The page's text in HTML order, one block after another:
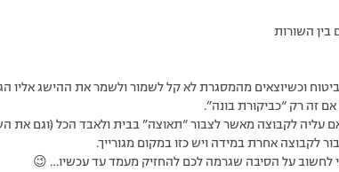
השורות
וכשיוצאים מהמסגרת לא קל לשמור ולשמר את ההישג אליו
זה רק “כביקורת בונה”.
עליה לקבוצה מאשר לצבור “תאוצה” בבית ולאבד הכל (וגם את
לקבוצה אחרת במידה ויש כזו במקום מגורייך.
לחשוב על הסיבה שגרמה לכם להחזיק מעמד עד עכשיו… 😉